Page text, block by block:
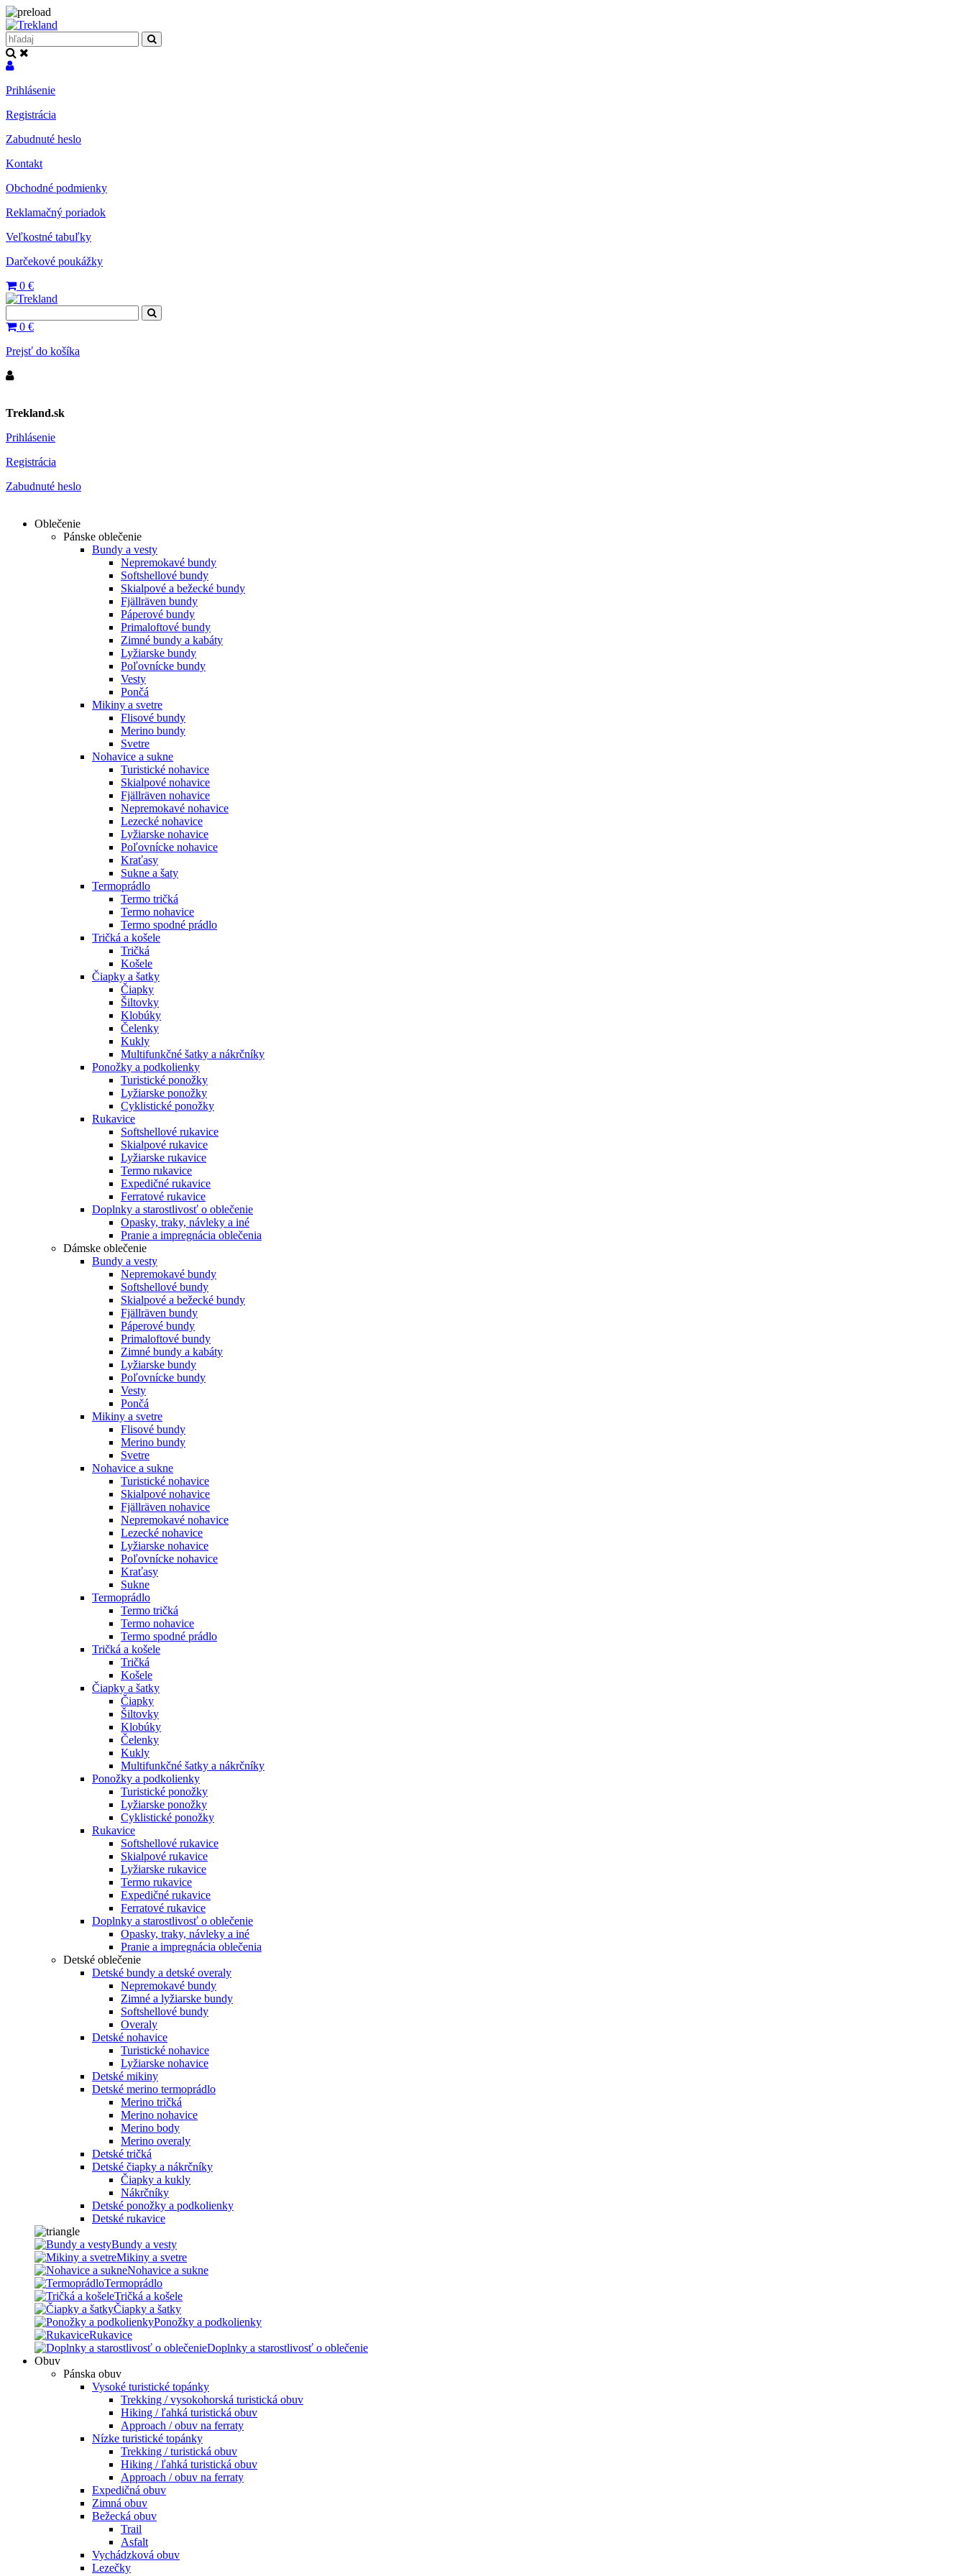
Prihlásenie
Registrácia
Zabudnuté heslo
Kontakt
Obchodné podmienky
Reklamačný poriadok
Veľkostné tabuľky
Darčekové poukážky
0 €
0 €
Prejsť do košíka
Trekland.sk
Prihlásenie
Registrácia
Zabudnuté heslo
Oblečenie
Pánske oblečenie
Bundy a vesty
Nepremokavé bundy
Softshellové bundy
Skialpové a bežecké bundy
Fjällräven bundy
Páperové bundy
Primaloftové bundy
Zimné bundy a kabáty
Lyžiarske bundy
Poľovnícke bundy
Vesty
Pončá
Mikiny a svetre
Flisové bundy
Merino bundy
Svetre
Nohavice a sukne
Turistické nohavice
Skialpové nohavice
Fjällräven nohavice
Nepremokavé nohavice
Lezecké nohavice
Lyžiarske nohavice
Poľovnícke nohavice
Kraťasy
Sukne a šaty
Termoprádlo
Termo tričká
Termo nohavice
Termo spodné prádlo
Tričká a košele
Tričká
Košele
Čiapky a šatky
Čiapky
Šiltovky
Klobúky
Čelenky
Kukly
Multifunkčné šatky a nákrčníky
Ponožky a podkolienky
Turistické ponožky
Lyžiarske ponožky
Cyklistické ponožky
Rukavice
Softshellové rukavice
Skialpové rukavice
Lyžiarske rukavice
Termo rukavice
Expedičné rukavice
Ferratové rukavice
Doplnky a starostlivosť o oblečenie
Opasky, traky, návleky a iné
Pranie a impregnácia oblečenia
Dámske oblečenie
Bundy a vesty
Nepremokavé bundy
Softshellové bundy
Skialpové a bežecké bundy
Fjällräven bundy
Páperové bundy
Primaloftové bundy
Zimné bundy a kabáty
Lyžiarske bundy
Poľovnícke bundy
Vesty
Pončá
Mikiny a svetre
Flisové bundy
Merino bundy
Svetre
Nohavice a sukne
Turistické nohavice
Skialpové nohavice
Fjällräven nohavice
Nepremokavé nohavice
Lezecké nohavice
Lyžiarske nohavice
Poľovnícke nohavice
Kraťasy
Sukne
Termoprádlo
Termo tričká
Termo nohavice
Termo spodné prádlo
Tričká a košele
Tričká
Košele
Čiapky a šatky
Čiapky
Šiltovky
Klobúky
Čelenky
Kukly
Multifunkčné šatky a nákrčníky
Ponožky a podkolienky
Turistické ponožky
Lyžiarske ponožky
Cyklistické ponožky
Rukavice
Softshellové rukavice
Skialpové rukavice
Lyžiarske rukavice
Termo rukavice
Expedičné rukavice
Ferratové rukavice
Doplnky a starostlivosť o oblečenie
Opasky, traky, návleky a iné
Pranie a impregnácia oblečenia
Detské oblečenie
Detské bundy a detské overaly
Nepremokavé bundy
Zimné a lyžiarske bundy
Softshellové bundy
Overaly
Detské nohavice
Turistické nohavice
Lyžiarske nohavice
Detské mikiny
Detské merino termoprádlo
Merino tričká
Merino nohavice
Merino body
Merino overaly
Detské tričká
Detské čiapky a nákrčníky
Čiapky a kukly
Nákrčníky
Detské ponožky a podkolienky
Detské rukavice
Bundy a vesty
Mikiny a svetre
Nohavice a sukne
Termoprádlo
Tričká a košele
Čiapky a šatky
Ponožky a podkolienky
Rukavice
Doplnky a starostlivosť o oblečenie
Obuv
Pánska obuv
Vysoké turistické topánky
Trekking / vysokohorská turistická obuv
Hiking / ľahká turistická obuv
Approach / obuv na ferraty
Nízke turistické topánky
Trekking / turistická obuv
Hiking / ľahká turistická obuv
Approach / obuv na ferraty
Expedičná obuv
Zimná obuv
Bežecká obuv
Trail
Asfalt
Vychádzková obuv
Lezečky